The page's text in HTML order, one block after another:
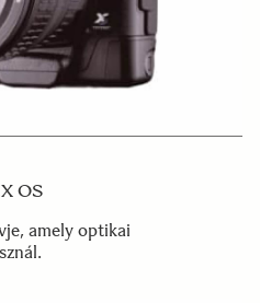
OS
amely optikai